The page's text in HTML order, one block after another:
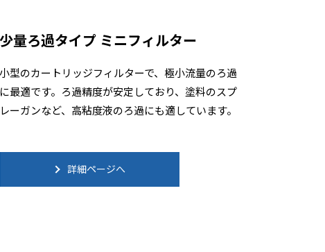
少量ろ過タイプ ミニフィルター
小型のカートリッジフィルターで、極小流量のろ過
に最適です。ろ過精度が安定しており、塗料のスプ
レーガンなど、高粘度液のろ過にも適しています。
詳細ページへ